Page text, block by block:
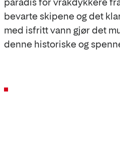
paradis for vrakdykkere
bevarte skipene og det
med isfritt vann gjør det
denne historiske og